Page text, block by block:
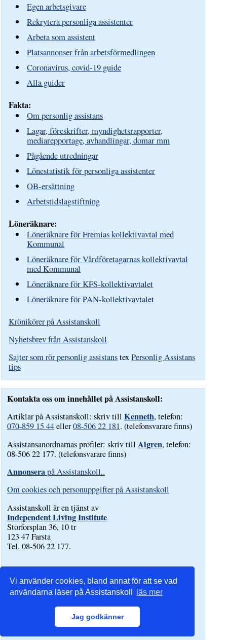
Vi använder cookies, bland annat för att se vad
användarna läser på Assistanskoll
läs mer
Jag godkänner
Egen arbetsgivare
Rekrytera personliga assistenter
Arbeta som assistent
Platsannonser från arbetsförmedlingen
Coronavirus, covid-19 guide
Alla guider
Fakta:
Om personlig assistans
Lagar, föreskrifter, myndighetsrapporter,
mediarepportage, avhandlingar, domar mm
Pågående utredningar
Lönestatistik för personliga assistenter
OB-ersättning
Arbetstidslagstiftning
Löneräknare:
Löneräknare för Fremias kollektivavtal med
Kommunal
Löneräknare för Vårdföretagarnas kollektivavtal
med Kommunal
Löneräknare för KFS-kollektivavtalet
Löneräknare för PAN-kollektivavtalet
Krönikörer på Assistanskoll
Nyhetsbrev från Assistanskoll
Sajter som rör personlig assistanstexPersonlig Assistans
tips
Kontakta oss om innehållet på Assistanskoll:
Artiklar på Assistanskoll: skriv tillKenneth, telefon:
070-859 15 44eller08-506 22 181. (telefonsvarare finns)
Assistansanordnarnas profiler: skriv tillAlgren, telefon:
08-506 22 177. (telefonsvarare finns)
Annonserapå Assistanskoll..
Om cookies och personuppgifter på Assistanskoll
Assistanskoll är en tjänst av
Independent Living Institute
Storforsplan 36, 10 tr
123 47 Farsta
Tel. 08-506 22 177.